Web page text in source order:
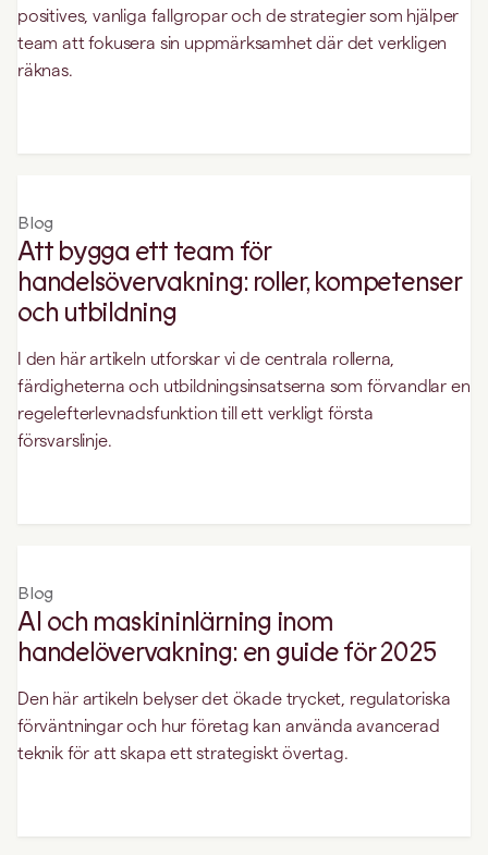
positives, vanliga fallgropar och de strategier som hjälper
team att fokusera sin uppmärksamhet där det verkligen
räknas.
Blog
Att bygga ett team för
handelsövervakning: roller, kompetenser
och utbildning
I den här artikeln utforskar vi de centrala rollerna,
färdigheterna och utbildningsinsatserna som förvandlar en
regelefterlevnadsfunktion till ett verkligt första
försvarslinje.
Blog
AI och maskininlärning inom
handelövervakning: en guide för 2025
Den här artikeln belyser det ökade trycket, regulatoriska
förväntningar och hur företag kan använda avancerad
teknik för att skapa ett strategiskt övertag.